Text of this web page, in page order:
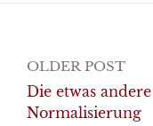
Post
navigation
OLDER POST
Die etwas andere
Normalisierung